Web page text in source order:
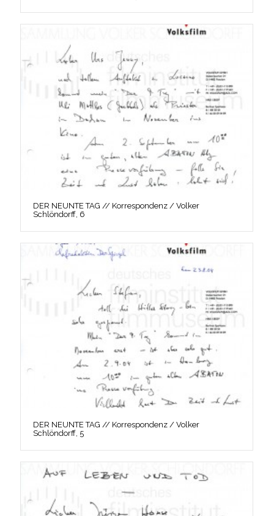
DER NEUNTE TAG // Korrespondenz / Volker
Schlöndorff, 6
DER NEUNTE TAG // Korrespondenz / Volker
Schlöndorff, 5